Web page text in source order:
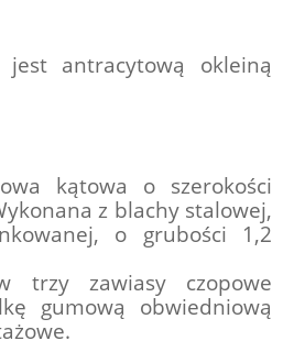
jest antracytową okleiną
kątowa o szerokości
z blachy stalowej,
o grubości 1,2
trzy zawiasy czopowe
gumową obwiedniową